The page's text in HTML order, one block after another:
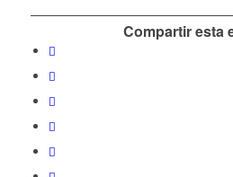
Compartir esta